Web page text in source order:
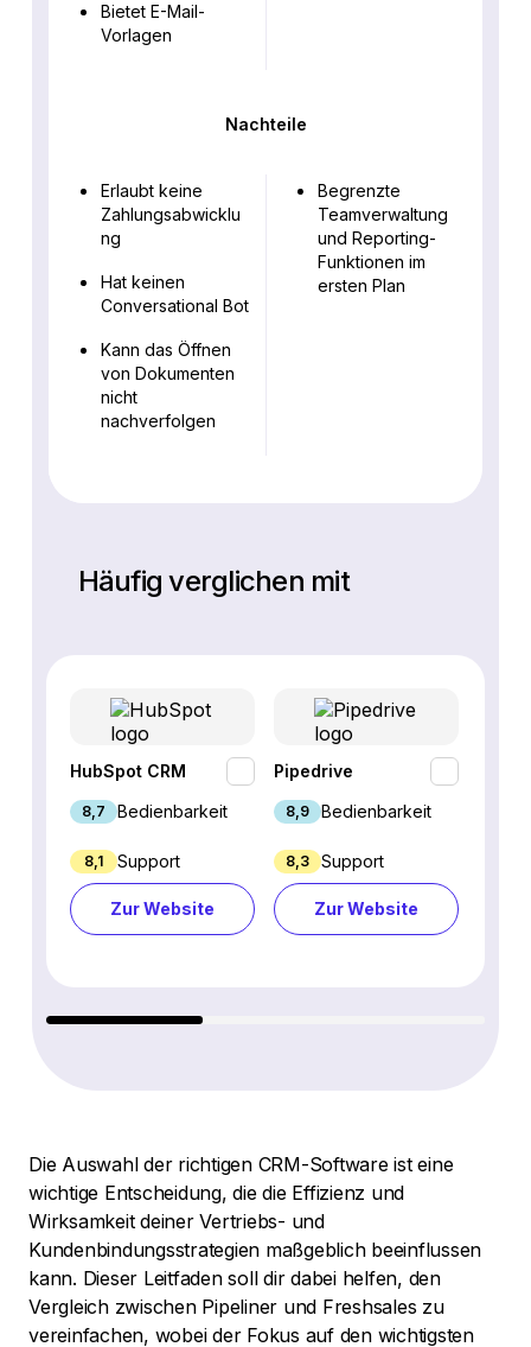
Bietet E-Mail-
Vorlagen
Nachteile
Erlaubt keine
Zahlungsabwicklu
ng
Hat keinen
Conversational Bot
Kann das Öffnen
von Dokumenten
nicht
nachverfolgen
Begrenzte
Teamverwaltung
und Reporting-
Funktionen im
ersten Plan
Häufig verglichen mit
HubSpot CRM
8,7 Bedienbarkeit
8,1 Support
Zur Website
Pipedrive
8,9 Bedienbarkeit
8,3 Support
Zur Website
Die Auswahl der richtigen CRM-Software ist eine
wichtige Entscheidung, die die Effizienz und
Wirksamkeit deiner Vertriebs- und
Kundenbindungsstrategien maßgeblich beeinflussen
kann. Dieser Leitfaden soll dir dabei helfen, den
Vergleich zwischen Pipeliner und Freshsales zu
vereinfachen, wobei der Fokus auf den wichtigsten